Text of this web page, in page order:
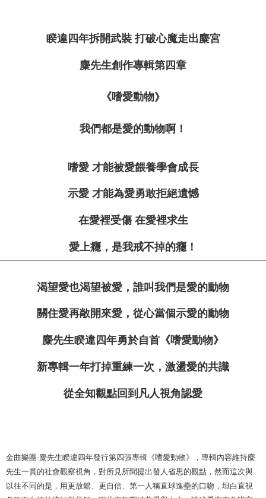
睽違四年拆開武裝 打破心魔走出麋宮
麋先生創作專輯第四章
《嗜愛動物》
我們都是愛的動物啊！
嗜愛 才能被愛餵養學會成長
示愛 才能為愛勇敢拒絕遺憾
在愛裡受傷 在愛裡求生
愛上癮 ， 是我戒不掉的癮 ！
渴望愛也渴望被愛 ， 誰叫我們是愛的動物
關住愛再敞開來愛 ， 從心當個示愛的動物
麋先生睽違四年勇於自首 《嗜愛動物》
新專輯一年打掉重練一次 ， 激盪愛的共識
從全知觀點回到凡人視角認愛
金曲樂團-麋先生睽違四年發行第四張專輯《嗜愛動物》，專輯內容維持麋
先生一貫的社會觀察視角，對所見所聞提出發人省思的觀點，然而這次與
以往不同的是，用更放鬆、更自信、第一人稱直球進壘的口吻，坦白直視